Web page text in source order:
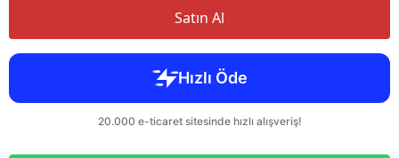
Satın Al